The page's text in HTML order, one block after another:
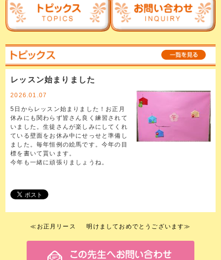
レッスン始まりました
2026.01.07
5日からレッスン始まりました！お正月
休みにも関わらず皆さん良く練習されて
いました。生徒さんが楽しみにしてくれ
ている壁面をお休み中にせっせと準備し
ました。毎年恒例の絵馬です。今年の目
標を書いて貰います。
今年も一緒に頑張りましょうね。
≪ お正月リース 明けましておめでとうございます≫